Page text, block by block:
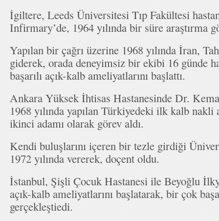
İgiltere, Leeds Üniversitesi Tıp Fakültesi
Infirmary’de, 1964 yılında bir süre araştırma
Yapılan bir çağrı üzerine 1968 yılında İran,
giderek, orada deneyimsiz bir ekibi 16 günde
başarılı açık-kalb ameliyatlarını başlattı.
Ankara Yüksek İhtisas Hastanesinde Dr.
1968 yılında yapılan Türkiyedeki ilk kalb nakli
ikinci adamı olarak görev aldı.
Kendi buluşlarını içeren bir tezle girdiği
1972 yılında vererek, doçent oldu.
İstanbul, Şişli Çocuk Hastanesi ile Beyoğlu
açık-kalb ameliyatlarını başlatarak, bir çok
gerçekleştiedi.